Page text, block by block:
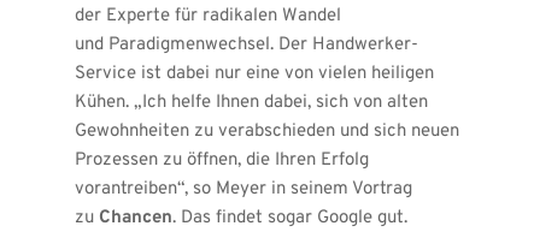
der Experte für radikalen Wandel
und Paradigmenwechsel. Der Handwerker-
Service ist dabei nur eine von vielen heiligen
Kühen. „Ich helfe Ihnen dabei, sich von alten
Gewohnheiten zu verabschieden und sich neuen
Prozessen zu öffnen, die Ihren Erfolg
vorantreiben“, so Meyer in seinem Vortrag
zu Chancen. Das findet sogar Google gut.